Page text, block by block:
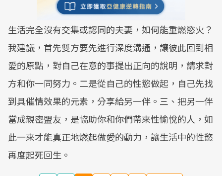
生活完全沒有交集或認同的夫妻，如何能重燃慾火？
我建議，首先雙方要先進行深度溝通，讓彼此回到相
愛的原點，對自己在意的事提出正向的說明，請求對
方和你一同努力。二是從自己的性慾做起，自己先找
到具催情效果的元素，分享給另一伴。三、把另一伴
當成親密盟友，是協助你和你們帶來性愉悅的人，如
此一來才能真正地燃起做愛的動力，讓生活中的性慾
再度起死回生。